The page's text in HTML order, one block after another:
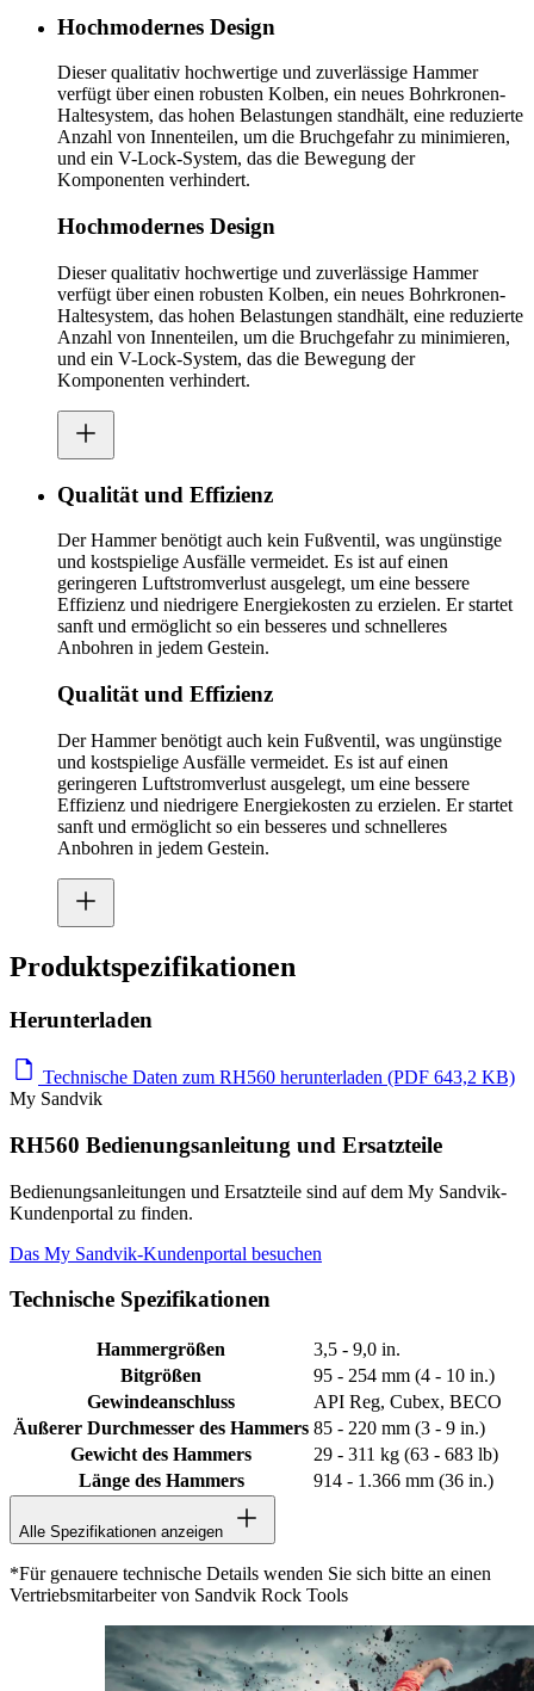
Hochmodernes Design
Dieser qualitativ hochwertige und zuverlässige Hammer
verfügt über einen robusten Kolben, ein neues Bohrkronen-
Haltesystem, das hohen Belastungen standhält, eine reduzierte
Anzahl von Innenteilen, um die Bruchgefahr zu minimieren,
und ein V-Lock-System, das die Bewegung der
Komponenten verhindert.
Hochmodernes Design
Dieser qualitativ hochwertige und zuverlässige Hammer
verfügt über einen robusten Kolben, ein neues Bohrkronen-
Haltesystem, das hohen Belastungen standhält, eine reduzierte
Anzahl von Innenteilen, um die Bruchgefahr zu minimieren,
und ein V-Lock-System, das die Bewegung der
Komponenten verhindert.
Qualität und Effizienz
Der Hammer benötigt auch kein Fußventil, was ungünstige
und kostspielige Ausfälle vermeidet. Es ist auf einen
geringeren Luftstromverlust ausgelegt, um eine bessere
Effizienz und niedrigere Energiekosten zu erzielen. Er startet
sanft und ermöglicht so ein besseres und schnelleres
Anbohren in jedem Gestein.
Qualität und Effizienz
Der Hammer benötigt auch kein Fußventil, was ungünstige
und kostspielige Ausfälle vermeidet. Es ist auf einen
geringeren Luftstromverlust ausgelegt, um eine bessere
Effizienz und niedrigere Energiekosten zu erzielen. Er startet
sanft und ermöglicht so ein besseres und schnelleres
Anbohren in jedem Gestein.
Produktspezifikationen
Herunterladen
Technische Daten zum RH560 herunterladen (PDF 643,2 KB)
My Sandvik
RH560 Bedienungsanleitung und Ersatzteile
Bedienungsanleitungen und Ersatzteile sind auf dem My Sandvik-
Kundenportal zu finden.
Das My Sandvik-Kundenportal besuchen
Technische Spezifikationen
Hammergrößen
3,5 - 9,0 in.
Bitgrößen
95 - 254 mm (4 - 10 in.)
Gewindeanschluss
API Reg, Cubex, BECO
Äußerer Durchmesser des Hammers 85 - 220 mm (3 - 9 in.)
Gewicht des Hammers
29 - 311 kg (63 - 683 lb)
Länge des Hammers
914 - 1.366 mm (36 in.)
Alle Spezifikationen anzeigen
*Für genauere technische Details wenden Sie sich bitte an einen
Vertriebsmitarbeiter von Sandvik Rock Tools